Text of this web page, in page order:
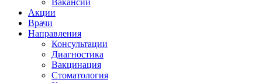
Акции
Врачи
Направления
Консультации
Диагностика
Вакцинация
Стоматология